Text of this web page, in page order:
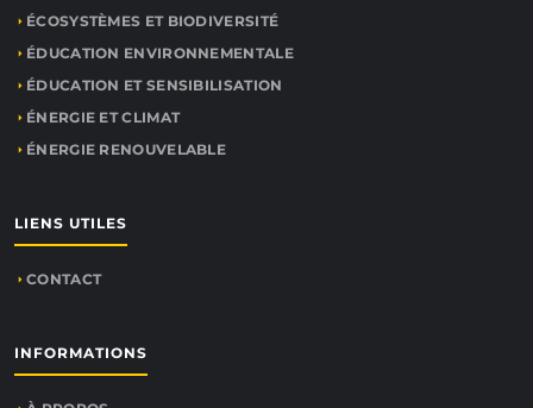
ÉCOSYSTÈMES ET BIODIVERSITÉ
ÉDUCATION ENVIRONNEMENTALE
ÉDUCATION ET SENSIBILISATION
ÉNERGIE ET CLIMAT
ÉNERGIE RENOUVELABLE
LIENS UTILES
CONTACT
INFORMATIONS